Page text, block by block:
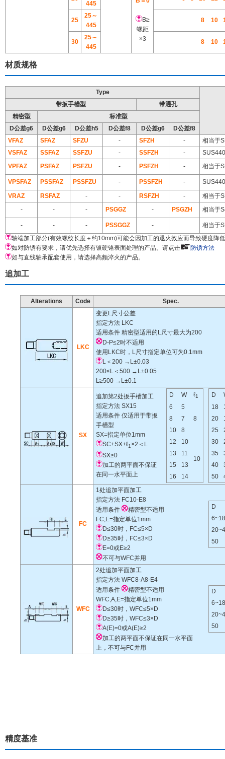
B≥
螺距
×3
445
25
25～
445
8 10
30
25～
445
8 10
材质规格
Type
带扳手槽型
带通孔
精密型
标准型
D公差g6
D公差g6 D公差h5 D公差f8 D公差g6
D公差f8
VFAZ
SFAZ SFZU - SFZH -
相当于
VSFAZ
SSFAZ SSFZU - SSFZH -
VPFAZ
PSFAZ PSFZU - PSFZH - 相当于
VPSFAZ PSSFAZ PSSFZU - PSSFZH -
VRAZ
RSFAZ - - RSFZH -
相当于
-
- - PSGGZ - PSGZH 相当于
- - - PSSGGZ -
相当于
轴端加工部分(有效螺纹长度＋约10mm)可能会因加工的退火效应而导致硬度降
如对防锈有要求，请优先选择有镀硬铬表面处理的产品。请点击
防锈方法
如与直线轴承配套使用，请选择高频淬火的产品。
追加工
Alterations Code Spec.
LKC
变更L尺寸公差
指定方法 LKC
适用条件 精密型适用的L尺寸最大为200
D-P≤2时不适用
使用LKC时，L尺寸指定单位可为0.1mm
L＜200 →L±0.03
200≤L＜500 →L±0.05
L≥500 →L±0.1
SX
追加第2处扳手槽加工
指定方法 SX15
适用条件 仅适用于带扳
手槽型
SX=指定单位1mm
SC+SX+ℓ1×2＜L
SX≥0
加工的两平面不保证
在同一水平面上
D W ℓ1
6
5
8
8
7
10
8
12
10
10
13
11
15
13
16
14
D
18
20
25
30
35
40
50
FC
1处追加平面加工
指定方法 FC10-E8
适用条件
精密型不适用
FC,E=指定单位1mm
D≤30时，FC≤5×D
D≥35时，FC≤3×D
E=0或E≥2
不可与WFC并用
D
6~18
50
WFC
2处追加平面加工
指定方法 WFC8-A8-E4
适用条件
精密型不适用
WFC,A,E=指定单位1mm
D≤30时，WFC≤5×D
D≥35时，WFC≤3×D
A(E)=0或A(E)≥2
加工的两平面不保证在同一水平面
上，不可与FC并用
D
6~18
50
精度基准